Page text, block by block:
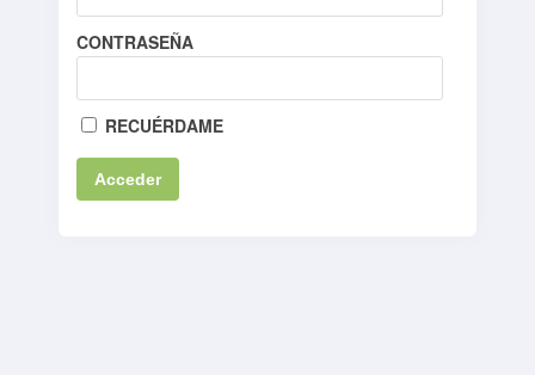
CONTRASEÑA
RECUÉRDAME